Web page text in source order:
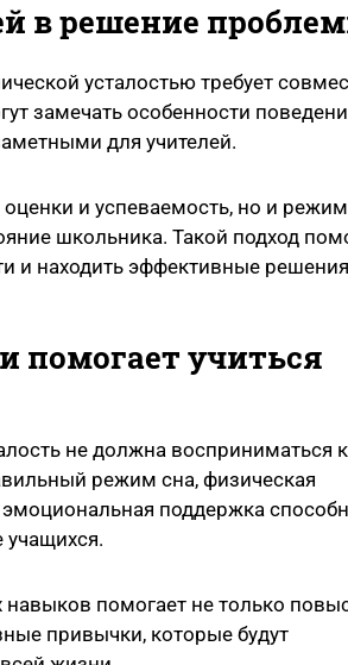
в решение
усталостью требует
замечать особенности
для учителей.
и успеваемость, но и
школьника. Такой подход
и находить эффективные
помогает учиться
не должна восприниматься
режим сна, физическая
поддержка
учащихся.
помогает не только
привычки, которые будут